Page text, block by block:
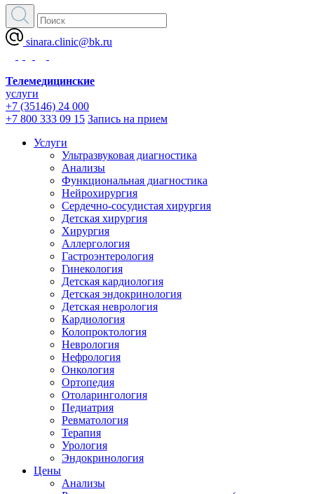
sinara.clinic@bk.ru
Телемедицинские
услуги
+7 (35146) 24 000
+7 800 333 09 15 Запись на прием
Услуги
Ультразвуковая диагностика
Анализы
Функциональная диагностика
Нейрохирургия
Сердечно-сосудистая хирургия
Детская хирургия
Хирургия
Аллергология
Гастроэнтерология
Гинекология
Детская кардиология
Детская эндокринология
Детская неврология
Кардиология
Колопроктология
Неврология
Нефрология
Онкология
Ортопедия
Отоларингология
Педиатрия
Ревматология
Терапия
Урология
Эндокринология
Цены
Анализы